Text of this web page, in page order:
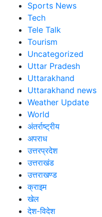
Sports News
Tech
Tele Talk
Tourism
Uncategorized
Uttar Pradesh
Uttarakhand
Uttarakhand news
Weather Update
World
अंतर्राष्ट्रीय
अपराध
उत्तरप्रदेश
उत्तराखंड
उत्तराखण्ड
क्राइम
खेल
देश-विदेश